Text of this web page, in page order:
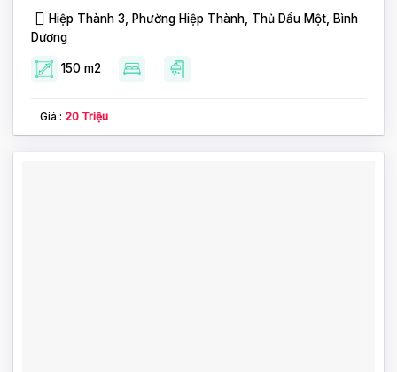
Hiệp Thành 3, Phường Hiệp Thành, Thủ Dầu Một, Bình
Dương
150 m2
Giá : 20 Triệu